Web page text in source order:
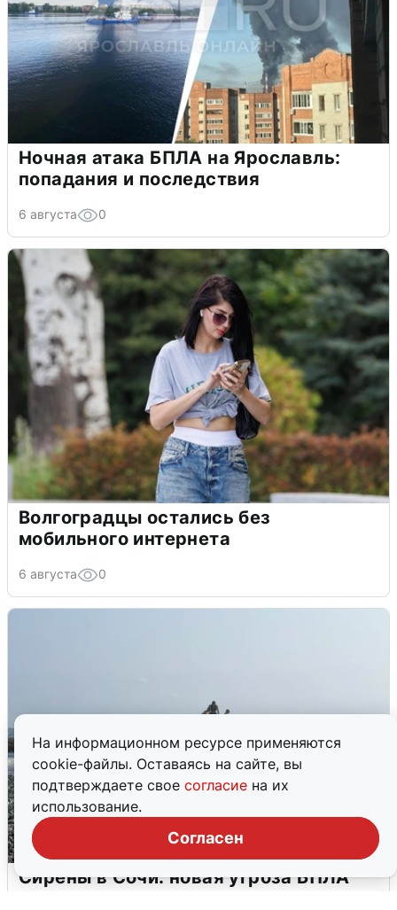
На информационном ресурсе применяются
cookie-файлы. Оставаясь на сайте, вы
подтверждаете свое согласие на их
использование.
Согласен
Ночная атака БПЛА на Ярославль:
попадания и последствия
6 августа 0
Волгоградцы остались без
мобильного интернета
6 августа 0
Сирены в Сочи: новая угроза БПЛА